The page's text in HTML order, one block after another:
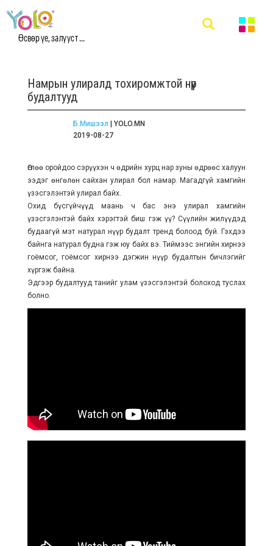
Өсвөр үе, залууст ...
Намрын улиралд тохиромжтой нүүр
будалтууд
Б.Мишээл | YOLO.MN
2019-08-27
Өглөө оройдоо сэрүүхэн ч өдрийн хурц нар зуны өдрөөс халуун
ээдэг өнгөлөн сайхан улирал бол намар. Магадгүй хамгийн
үзэсгэлэнтэй улирал байх.
Охид бүсгүйчүүд маань ч бас энэ улирал хамгийн
үзэсгэлэнтэй байх хэрэгтэй биш гэж үү? Сүүлийн жилүүдэд
будаагүй мэт натурал нүүр будалт тренд болоод буй. Гэхдээ
байнга натурал будна гэж юу байх вэ. Тиймээс энгийн хирнээ
гоёмсог, гоёмсог хирнээ дэгжин нүүр будалтын бичлэгийг
хүргэж байна.
Эдгээр будалтууд танийг улам үзэсгэлэнтэй болоход туслах
болно.